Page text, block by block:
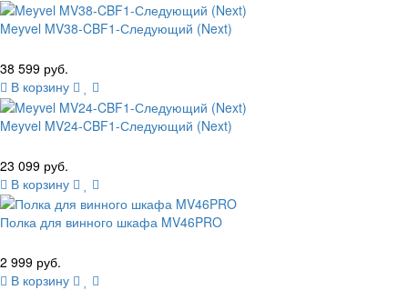
Meyvel MV38-CBF1-Следующий (Next)
38 599 руб.
В корзину
Meyvel MV24-CBF1-Следующий (Next)
23 099 руб.
В корзину
Полка для винного шкафа MV46PRO
2 999 руб.
В корзину